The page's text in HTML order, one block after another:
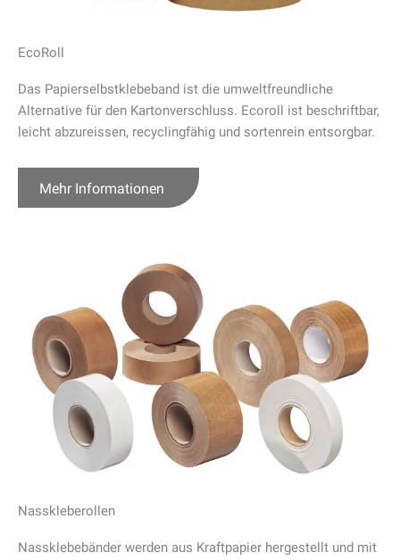
EcoRoll
Das Papierselbstklebeband ist die umweltfreundliche
Alternative für den Kartonverschluss. Ecoroll ist beschriftbar,
leicht abzureissen, recyclingfähig und sortenrein entsorgbar.
Mehr Informationen
Nasskleberollen
Nassklebebänder werden aus Kraftpapier hergestellt und mit